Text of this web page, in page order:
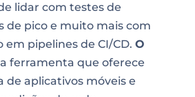
lidar com testes de
de pico e muito mais com
em pipelines de CI/CD. O
ferramenta que oferece
de aplicativos móveis e